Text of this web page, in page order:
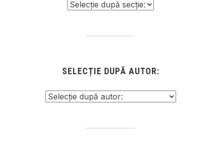
SELECȚIE DUPĂ AUTOR: